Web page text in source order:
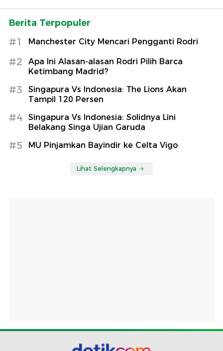
Berita Terpopuler
#1 Manchester City Mencari Pengganti Rodri
#2
Apa Ini Alasan-alasan Rodri Pilih Barca
Ketimbang Madrid?
#3
Singapura Vs Indonesia: The Lions Akan
Tampil 120 Persen
#4
Singapura Vs Indonesia: Solidnya Lini
Belakang Singa Ujian Garuda
#5 MU Pinjamkan Bayindir ke Celta Vigo
Lihat Selengkapnya